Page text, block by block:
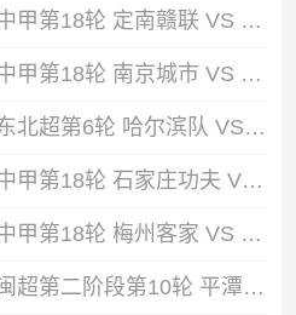
2026年08月08日 中甲第18轮 定南赣联 VS 大连鲲城 全场录像
2026年08月08日 中甲第18轮 南京城市 VS 南通支云 全场录像
2026年08月08日 东北超第6轮 哈尔滨队 VS 通辽队 全场录像
2026年08月08日 中甲第18轮 石家庄功夫 VS 陕西联合 全场录像
2026年08月08日 中甲第18轮 梅州客家 VS 佛山南狮 全场录像
2026年08月08日 闽超第二阶段第10轮 平潭队 VS 漳州队 全场录像